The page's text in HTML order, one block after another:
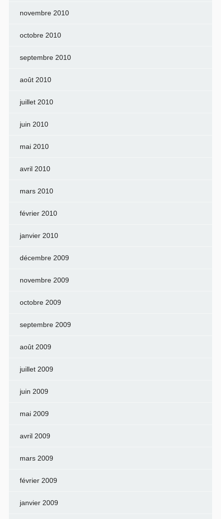
novembre 2010
octobre 2010
septembre 2010
août 2010
juillet 2010
juin 2010
mai 2010
avril 2010
mars 2010
février 2010
janvier 2010
décembre 2009
novembre 2009
octobre 2009
septembre 2009
août 2009
juillet 2009
juin 2009
mai 2009
avril 2009
mars 2009
février 2009
janvier 2009